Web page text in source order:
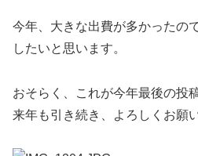
今年、大きな出費が多かったの
したいと思います。
おそらく、これが今年最後の投
来年も引き続き、よろしくお願